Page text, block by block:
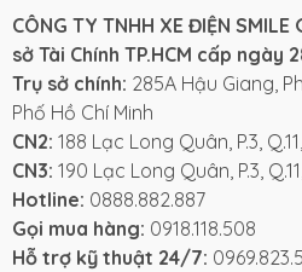
CÔNG TY TNHH XE ĐIỆN
sở Tài Chính TP.HCM cấp ngày
Trụ sở chính: 285A Hậu Giang,
Phố Hồ Chí Minh
CN2: 188 Lạc Long Quân, P.3,
CN3: 190 Lạc Long Quân, P.3,
Hotline: 0888.882.887
Gọi mua hàng: 0918.118.508
Hỗ trợ kỹ thuật 24/7: